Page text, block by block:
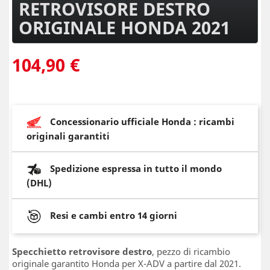
RETROVISORE DESTRO
ORIGINALE HONDA 2021
104,90 €
Concessionario ufficiale Honda : ricambi
originali garantiti
Spedizione espressa in tutto il mondo
(DHL)
Resi e cambi entro 14 giorni
Specchietto retrovisore destro, pezzo di ricambio
originale garantito Honda per X-ADV a partire dal 2021.